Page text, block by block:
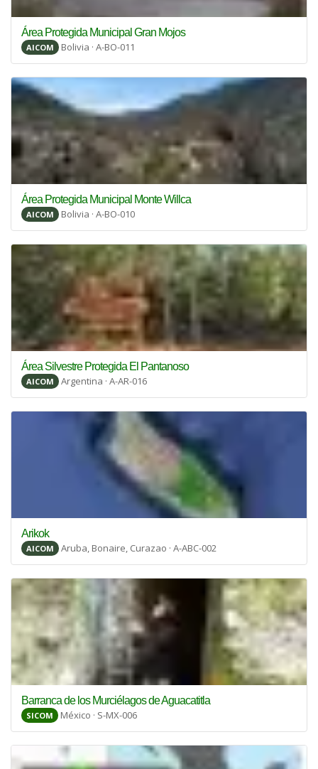
Área Protegida Municipal Gran Mojos
AICOM Bolivia · A-BO-011
Área Protegida Municipal Monte Willca
AICOM Bolivia · A-BO-010
Área Silvestre Protegida El Pantanoso
AICOM Argentina · A-AR-016
Arikok
AICOM Aruba, Bonaire, Curazao · A-ABC-002
Barranca de los Murciélagos de Aguacatitla
SICOM México · S-MX-006